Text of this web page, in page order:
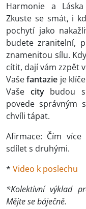
Harmonie a
Zkuste se smát, i
pochytí jako
budete zranitelní,
znamenitou sílu.
cítit, dají vám zzpět
Vašefantazie je
Vaše citybudou
povede správným
chvíli tápat.
Afirmace: Čím
sdílet s druhými.
* Video k poslechu
*Kolektivní výklad
Mějte se báječně.